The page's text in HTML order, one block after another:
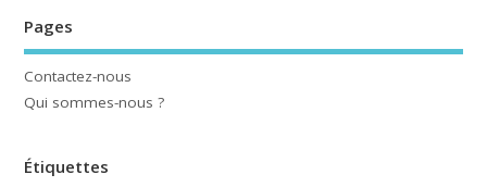
Pages
Contactez-nous
Qui sommes-nous ?
Étiquettes